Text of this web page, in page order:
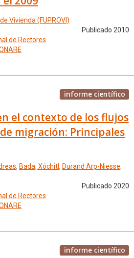
Vivienda (FUPROVI)
Publicado 2010
de Rectores
informe científico
el contexto de los flujos
migración: Principales
, Bada, Xóchitl, Durand Arp-Niesse,
Publicado 2020
de Rectores
informe científico